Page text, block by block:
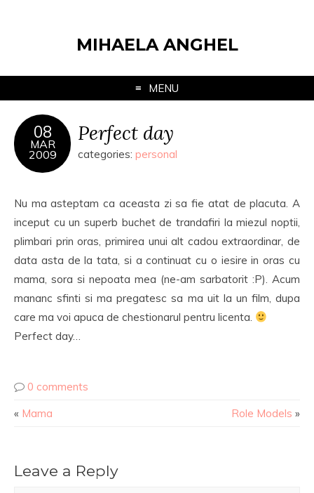
MIHAELA ANGHEL
MENU
08
MAR
2009
Perfect day
categories: personal
Nu ma asteptam ca aceasta zi sa fie atat de placuta. A
inceput cu un superb buchet de trandafiri la miezul noptii,
plimbari prin oras, primirea unui alt cadou extraordinar, de
data asta de la tata, si a continuat cu o iesire in oras cu
mama, sora si nepoata mea (ne-am sarbatorit :P). Acum
mananc sfinti si ma pregatesc sa ma uit la un film, dupa
care ma voi apuca de chestionarul pentru licenta.
Perfect day…
0 comments
« Mama Role Models »
Leave a Reply